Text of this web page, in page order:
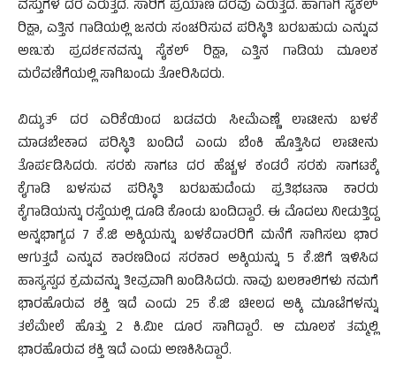
ವಸ್ತುಗಳ ದರ ಎರುತ್ತದೆ. ಸಾರಿಗೆ ಪ್ರಯಾಣ ದರವು ಎರುತ್ತದೆ. ಹಾಗಾಗಿ ಸೈಕಲ್
ರಿಕ್ಷಾ, ಎತ್ತಿನ ಗಾಡಿಯಲ್ಲಿ ಜನರು ಸಂಚರಿಸುವ ಪರಿಸ್ಥಿತಿ ಬರಬಹುದು ಎನ್ನುವ
ಅಣುಕು ಪ್ರದರ್ಶನವನ್ನು ಸೈಕಲ್ ರಿಕ್ಷಾ, ಎತ್ತಿನ ಗಾಡಿಯ ಮೂಲಕ
ಮರೆವಣಿಗೆಯಲ್ಲಿ ಸಾಗಿಬಂದು ತೋರಿಸಿದರು.
ವಿದ್ಯುತ್ ದರ ಎರಿಕೆಯಿಂದ ಬಡವರು ಸೀಮೆಎಣ್ಣೆ ಲಾಟೀನು ಬಳಕೆ
ಮಾಡಬೇಕಾದ ಪರಿಸ್ಥಿತಿ ಬಂದಿದೆ ಎಂದು ಬೆಂಕಿ ಹೊತ್ತಿಸಿದ ಲಾಟೀನು
ತೊರ್ಪಡಿಸಿದರು. ಸರಕು ಸಾಗಟ ದರ ಹೆಚ್ಚಳ ಕಂಡರೆ ಸರಕು ಸಾಗಟಕ್ಕೆ
ಕೈಗಾಡಿ ಬಳಸುವ ಪರಿಸ್ಥಿತಿ ಬರಬಹುದೆಂದು ಪ್ರತಿಭಟನಾ ಕಾರರು
ಕೈಗಾಡಿಯನ್ನು ರಸ್ತೆಯಲ್ಲಿ ದೂಡಿ ಕೊಂಡು ಬಂದಿದ್ದಾರೆ. ಈ ಮೊದಲು ನೀಡುತ್ತಿದ್ದ
ಅನ್ನಭಾಗ್ಯದ 7 ಕೆ.ಜಿ ಅಕ್ಕಿಯನ್ನು ಬಳಕೆದಾರರಿಗೆ ಮನೆಗೆ ಸಾಗಿಸಲು ಭಾರ
ಆಗುತ್ತದೆ ಎನ್ನುವ ಕಾರಣದಿಂದ ಸರಕಾರ ಅಕ್ಕಿಯನ್ನು 5 ಕೆ.ಜಿಗೆ ಇಳಿಸಿದ
ಹಾಸ್ಯಸ್ಪದ ಕ್ರಮವನ್ನು ತೀವ್ರವಾಗಿ ಖಂಡಿಸಿದರು. ನಾವು ಬಲಶಾಲಿಗಳು ನಮಗೆ
ಭಾರಹೊರುವ ಶಕ್ತಿ ಇದೆ ಎಂದು 25 ಕೆ.ಜಿ ಚೀಲದ ಅಕ್ಕಿ ಮೂಟೆಗಳನ್ನು
ತಲೆಮೇಲೆ ಹೊತ್ತು 2 ಕಿ.ಮೀ ದೂರ ಸಾಗಿದ್ದಾರೆ. ಆ ಮೂಲಕ ತಮ್ಮಲ್ಲಿ
ಭಾರಹೊರುವ ಶಕ್ತಿ ಇದೆ ಎಂದು ಅಣಕಿಸಿದ್ದಾರೆ.